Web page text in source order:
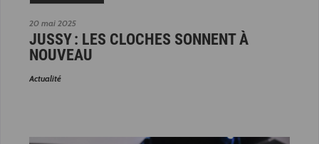
20 mai 2025
JUSSY : LES CLOCHES SONNENT À
NOUVEAU
Actualité